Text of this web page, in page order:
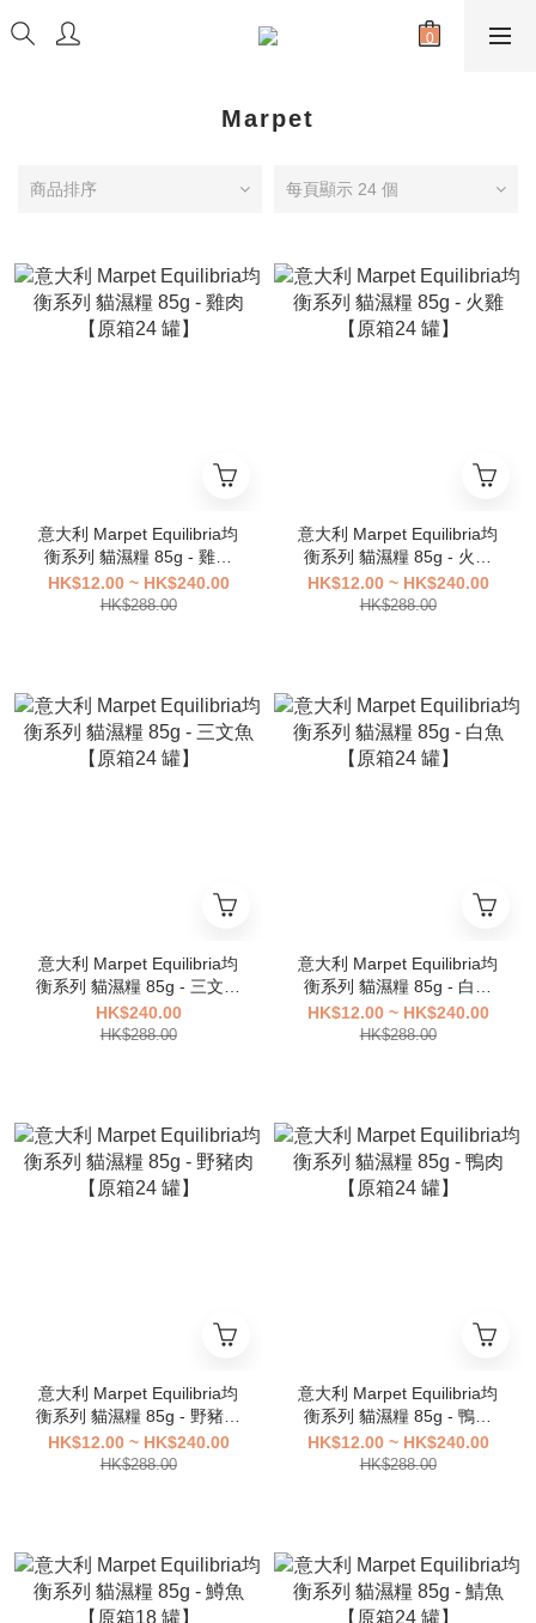
Marpet
商品排序 每頁顯示 24 個
意大利 Marpet Equilibria均
衡系列 貓濕糧 85g - 雞肉
【原箱24 罐】
HK$12.00 ~ HK$240.00
HK$288.00
意大利 Marpet Equilibria均
衡系列 貓濕糧 85g - 火雞
【原箱24 罐】
HK$12.00 ~ HK$240.00
HK$288.00
意大利 Marpet Equilibria均
衡系列 貓濕糧 85g - 三文魚
【原箱24 罐】
HK$240.00
HK$288.00
意大利 Marpet Equilibria均
衡系列 貓濕糧 85g - 白魚
【原箱24 罐】
HK$12.00 ~ HK$240.00
HK$288.00
意大利 Marpet Equilibria均
衡系列 貓濕糧 85g - 野豬肉
【原箱24 罐】
HK$12.00 ~ HK$240.00
HK$288.00
意大利 Marpet Equilibria均
衡系列 貓濕糧 85g - 鴨肉
【原箱24 罐】
HK$12.00 ~ HK$240.00
HK$288.00